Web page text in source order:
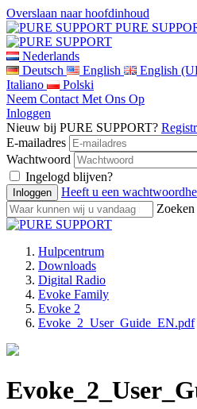
Overslaan naar hoofdinhoud
PURE
Nederlands
Deutsch
English English
Italiano
Polski
Neem Contact Met Ons Op
Inloggen
Nieuw bij PURE SUPPORT?
E-mailadres
Wachtwoord
Ingelogd blijven?
Heeft u een
Zoeken
Hulpcentrum
Downloads
Digital Radio
Evoke Family
Evoke 2
Evoke_2_User_Guide_EN.pdf